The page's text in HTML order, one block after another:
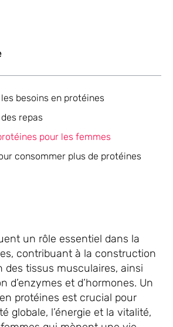
besoins en protéines
repas
pour les femmes
consommer plus de protéines
un rôle essentiel dans la
contribuant à la construction
des tissus musculaires, ainsi
d’enzymes et d’hormones. Un
protéines est crucial pour
globale, l’énergie et la vitalité,